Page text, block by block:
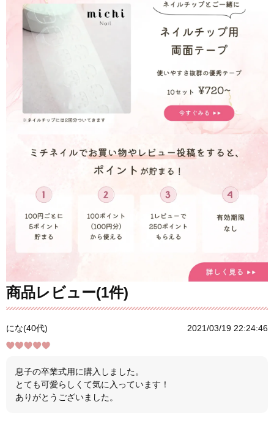
商品レビュー(1件)
にな(40代) 2021/03/19 22:24:46
息子の卒業式用に購入しました。
とても可愛らしくて気に入っています！
ありがとうございました。